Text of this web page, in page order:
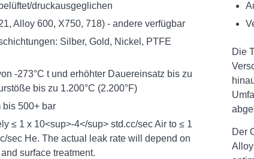
druckausgeglichen
Alloy 600, X750, 718) - andere verfügbar
Silber, Gold, Nickel, PTFE
-273°C t und erhöhter Dauereinsatz bis zu
bis zu 1.200°C (2.200°F)
bis 500+ bar
≤ 1 x 10<sup>-4</sup> std.cc/sec Air to ≤ 1
sec He. The actual leak rate will depend on
surface treatment.
Die
Der